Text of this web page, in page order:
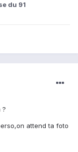
du 91
?
attend ta foto